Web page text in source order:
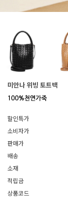
미안나 위빙 토트백
할인특가
소비자가
판매가
배송
소재
적립금
상품코드